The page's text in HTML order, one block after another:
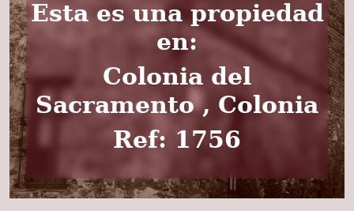
Esta es una propiedad
en:
Colonia del
Sacramento , Colonia
Ref: 1756